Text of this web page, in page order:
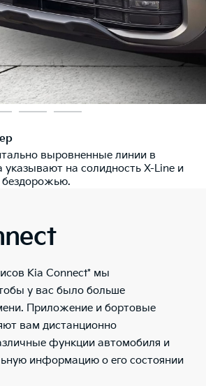
выровненные линии в
указывают на солидность X-Line и
бездорожью.
Kia Connect* мы
у вас было больше
Приложение и бортовые
вам дистанционно
функции автомобиля и
информацию о его состоянии